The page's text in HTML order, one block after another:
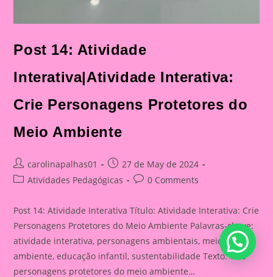
Post 14: Atividade
Interativa|Atividade Interativa:
Crie Personagens Protetores do
Meio Ambiente
Post
author:
carolinapalhas01
Post
published:
27 de May de 2024
PostAtividades Pedagógicas
Post0 Comments
Post 14: Atividade Interativa Título: Atividade Interativa: Crie
Personagens Protetores do Meio Ambiente Palavras-chave:
atividade interativa, personagens ambientais, meio
ambiente, educação infantil, sustentabilidade Texto: Crie
personagens protetores do meio ambiente…